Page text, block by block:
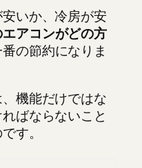
いか、冷房が安
エアコンがどの方
の節約になりま
機能だけではな
ばならないこと
す。